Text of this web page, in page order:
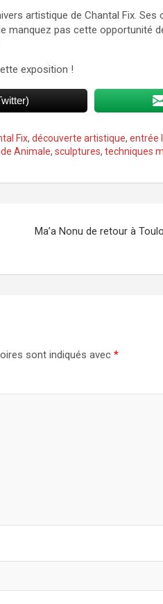
artistique de Chantal Fix.
manquez pas cette opportunité
exposition !
Fix, découverte artistique, entrée
Animale, sculptures, techniques
Ma’a Nonu de retour à
sont indiqués avec *